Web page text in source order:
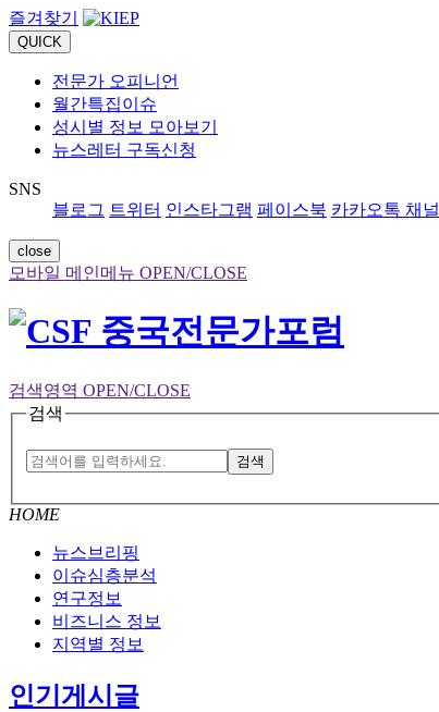
즐겨찾기
QUICK
전문가 오피니언
월간특집이슈
성시별 정보 모아보기
뉴스레터 구독신청
SNS
블로그 트위터 인스타그램 페이스북 카카오톡 채널
close
모바일 메인메뉴 OPEN/CLOSE
검색영역 OPEN/CLOSE
검색
검색
HOME
뉴스브리핑
이슈심층분석
연구정보
비즈니스 정보
지역별 정보
인기게시글